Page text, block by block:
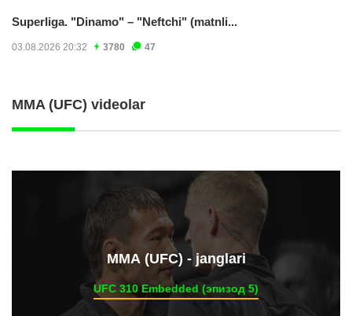
Superliga. "Dinamo" – "Neftchi" (matnli...
03.08.2026 20:32 3780 47
MMA (UFC) videolar
ММА (UFC) - janglari
UFC 310 Embedded (эпизод 5)